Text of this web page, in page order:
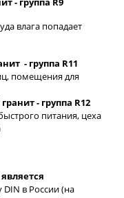
влага попадает
- группа R11
помещения для
- группа R12
питания, цеха
в России (на